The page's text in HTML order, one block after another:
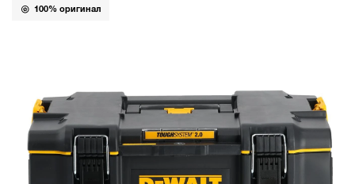
100% оригинал